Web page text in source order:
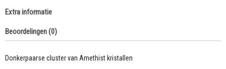
Extra informatie
Beoordelingen (0)
Donkerpaarse cluster van Amethist kristallen